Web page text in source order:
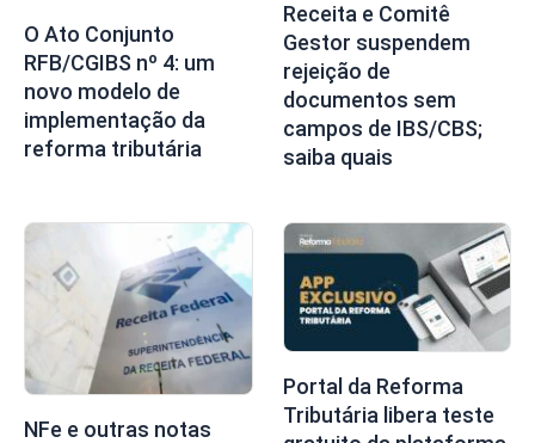
O Ato Conjunto
RFB/CGIBS nº 4: um
novo modelo de
implementação da
reforma tributária
Receita e Comitê
Gestor suspendem
rejeição de
documentos sem
campos de IBS/CBS;
saiba quais
NFe e outras notas
Portal da Reforma
Tributária libera teste